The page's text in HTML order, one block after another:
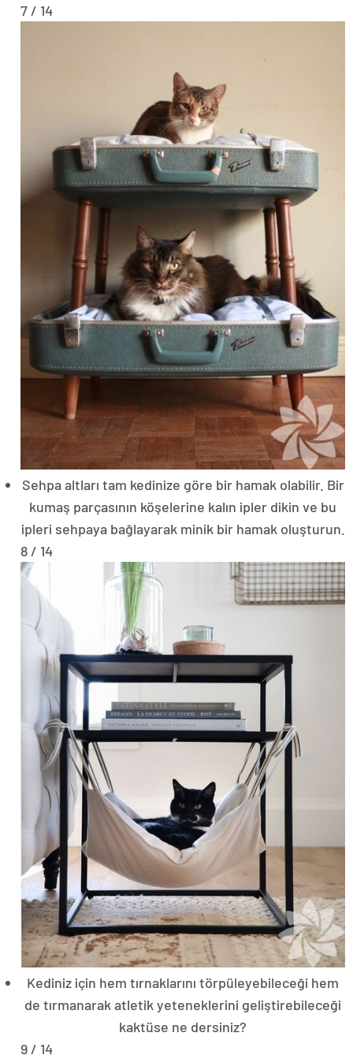
7 / 14
Sehpa altları tam kedinize göre bir hamak olabilir. Bir
kumaş parçasının köşelerine kalın ipler dikin ve bu
ipleri sehpaya bağlayarak minik bir hamak oluşturun.
8 / 14
Kediniz için hem tırnaklarını törpüleyebileceği hem
de tırmanarak atletik yeteneklerini geliştirebileceği
kaktüse ne dersiniz?
9 / 14